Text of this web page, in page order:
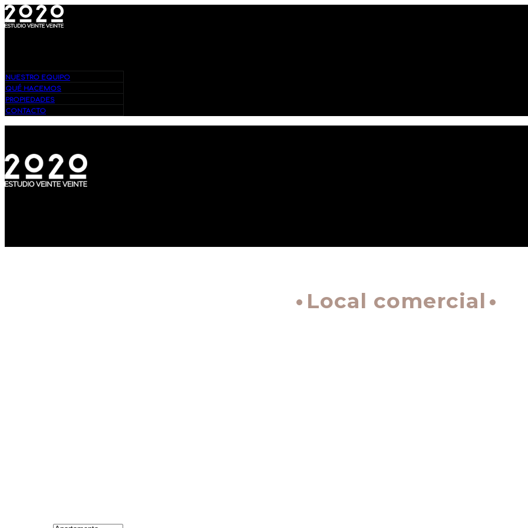
NUESTRO EQUIPO
QUÉ HACEMOS
PROPIEDADES
CONTACTO
Local comercial